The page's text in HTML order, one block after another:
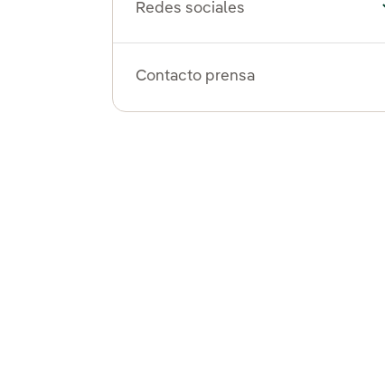
Redes sociales
Contacto prensa